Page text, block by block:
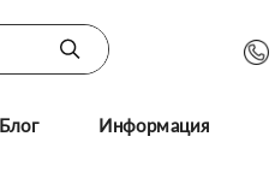
Блог Информация